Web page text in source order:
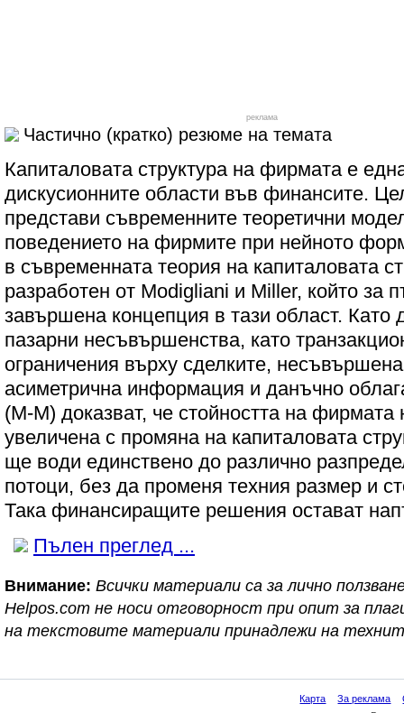
реклама
Частично (кратко) резюме на темата
Капиталовата структура на фирмата е
дискусионните области във финансите.
представи съвременните теоретични
поведението на фирмите при нейното
в съвременната теория на капиталовата
разработен от Modigliani и Miller, който за
завършена концепция в тази област. Като
пазарни несъвършенства, като
ограничения върху сделките,
асиметрична информация и данъчно
(M-M) доказват, че стойността на
увеличена с промяна на капиталовата
ще води единствено до различно
потоци, без да променя техния размер и
Така финансиращите решения остават
Пълен преглед ...
Внимание: Всички материали са за лично
Helpos.com не носи отговорност при опит за
на текстовите материали принадлежи на
Карта За реклама